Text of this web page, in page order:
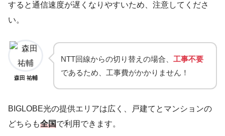
すると通信速度が遅くなりやすいため、注意してくださ
い。
森田 祐輔
NTT回線からの切り替えの場合、 工事不要
であるため、工事費がかかりません！
BIGLOBE光の提供エリアは広く、戸建てとマンションの
どちらも全国で利用できます。